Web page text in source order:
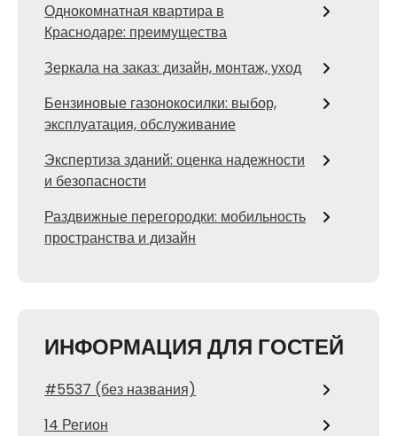
Однокомнатная квартира в
Краснодаре: преимущества
Зеркала на заказ: дизайн, монтаж, уход
Бензиновые газонокосилки: выбор,
эксплуатация, обслуживание
Экспертиза зданий: оценка надежности
и безопасности
Раздвижные перегородки: мобильность
пространства и дизайн
ИНФОРМАЦИЯ ДЛЯ ГОСТЕЙ
#5537 (без названия)
14 Регион